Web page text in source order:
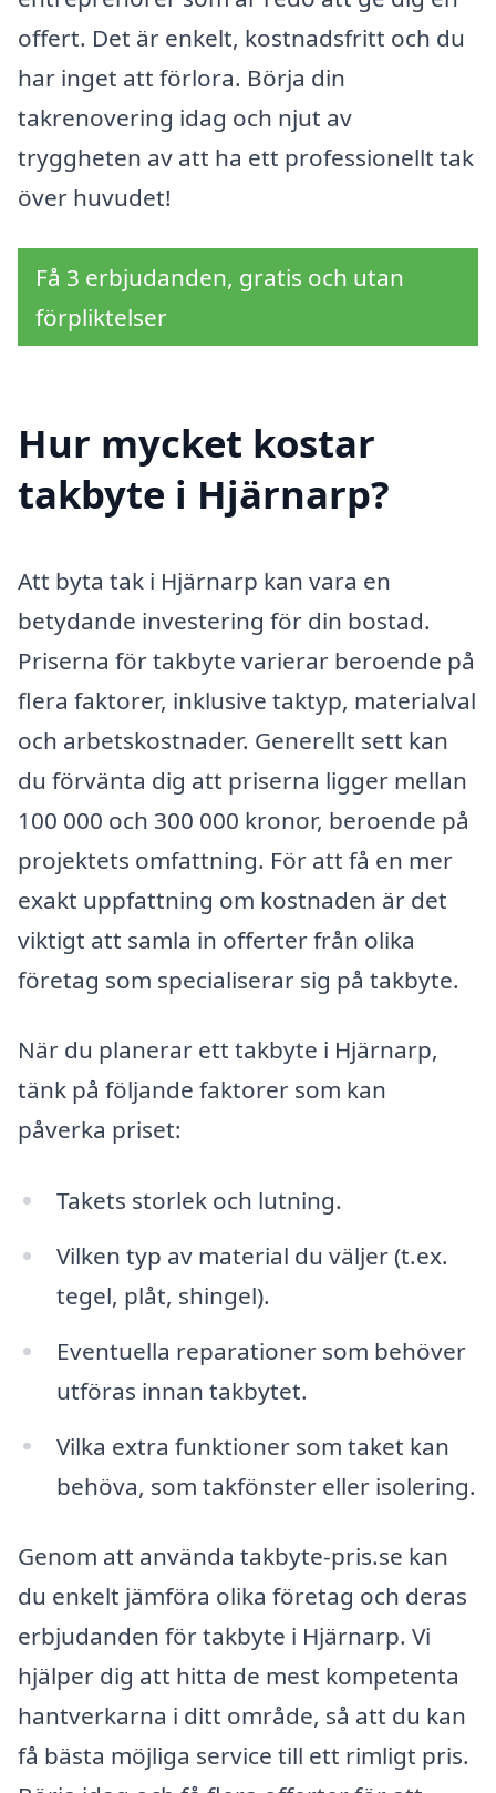
offert. Det är enkelt, kostnadsfritt och du
har inget att förlora. Börja din
takrenovering idag och njut av
tryggheten av att ha ett professionellt tak
över huvudet!
Få 3 erbjudanden, gratis och utan
förpliktelser
Hur mycket kostar
takbyte i Hjärnarp?
Att byta tak i Hjärnarp kan vara en
betydande investering för din bostad.
Priserna för takbyte varierar beroende på
flera faktorer, inklusive taktyp, materialval
och arbetskostnader. Generellt sett kan
du förvänta dig att priserna ligger mellan
100 000 och 300 000 kronor, beroende på
projektets omfattning. För att få en mer
exakt uppfattning om kostnaden är det
viktigt att samla in offerter från olika
företag som specialiserar sig på takbyte.
När du planerar ett takbyte i Hjärnarp,
tänk på följande faktorer som kan
påverka priset:
Takets storlek och lutning.
Vilken typ av material du väljer (t.ex.
tegel, plåt, shingel).
Eventuella reparationer som behöver
utföras innan takbytet.
Vilka extra funktioner som taket kan
behöva, som takfönster eller isolering.
Genom att använda takbyte-pris.se kan
du enkelt jämföra olika företag och deras
erbjudanden för takbyte i Hjärnarp. Vi
hjälper dig att hitta de mest kompetenta
hantverkarna i ditt område, så att du kan
få bästa möjliga service till ett rimligt pris.